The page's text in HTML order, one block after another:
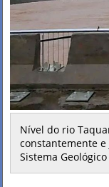
Nível do rio
constantemente
Sistema